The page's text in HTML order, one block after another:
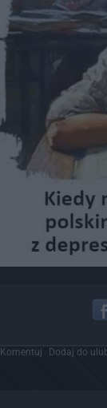
Komentuj Dodaj do